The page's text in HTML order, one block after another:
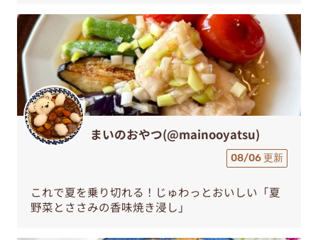
まいのおやつ(@mainooyatsu)
08/06 更新
これで夏を乗り切れる！じゅわっとおいしい「夏
野菜とささみの香味焼き浸し」